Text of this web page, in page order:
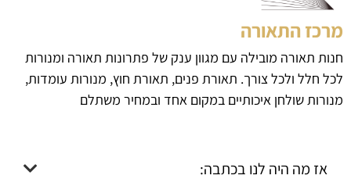
מרכז התאורה
חנות תאורה מובילה עם מגוון ענק של פתרונות תאורה ומנורות
לכל חלל ולכל צורך. תאורת פנים, תאורת חוץ, מנורות עומדות,
מנורות שולחן איכותיים במקום אחד ובמחיר משתלם
אז מה היה לנו בכתבה: